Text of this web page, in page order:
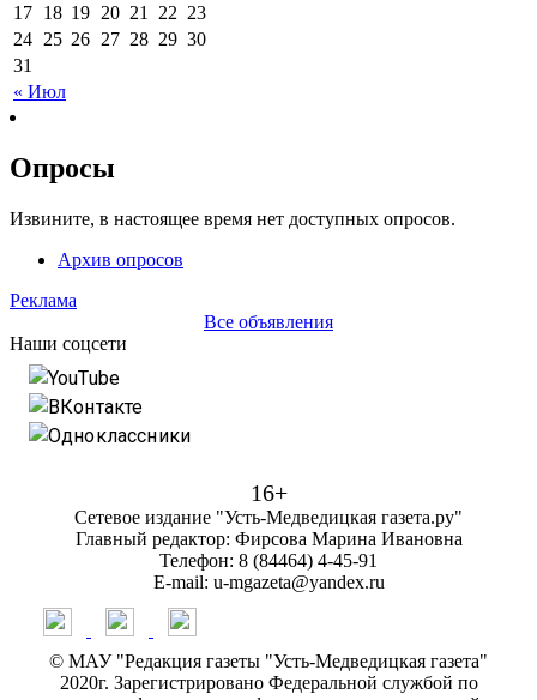
« Июл
17 18 19 20 21 22 23
24 25 26 27 28 29 30
31
Опросы
Извините, в настоящее время нет доступных опросов.
Архив опросов
Реклама
Все объявления
Наши соцсети
YouTube
ВКонтакте
Одноклассники
16+
Сетевое издание "Усть-Медведицкая газета.ру"
Главный редактор: Фирсова Марина Ивановна
Телефон: 8 (84464) 4-45-91
E-mail: u-mgazeta@yandex.ru
© МАУ "Редакция газеты "Усть-Медведицкая газета"
2020г. Зарегистрировано Федеральной службой по